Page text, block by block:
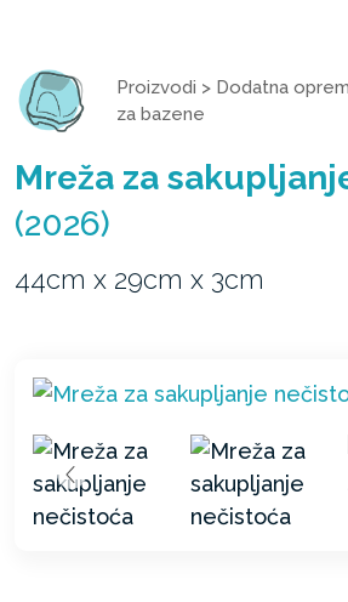
Proizvodi > Dodatna
za bazene
Mreža za
(2026)
44cm x 29cm x 3cm